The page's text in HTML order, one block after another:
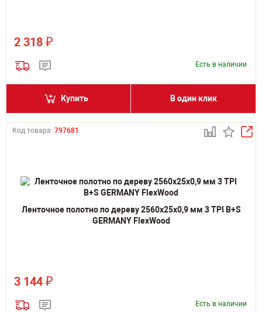
2 318 ₽
Есть в наличии
Купить В один клик
Код товара: 797681
Ленточное полотно по дереву 2560х25х0,9 мм 3 TPI B+S
GERMANY FlexWood
3 144 ₽
Есть в наличии